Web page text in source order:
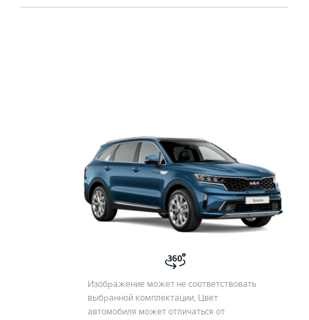
Изображение может не соответствовать
выбранной комплектации. Цвет
автомобиля может отличаться от